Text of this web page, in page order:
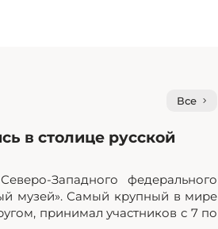
Все
в столице русской
Западного федерального
музей». Самый крупный в мире
принимал участников с 7 по